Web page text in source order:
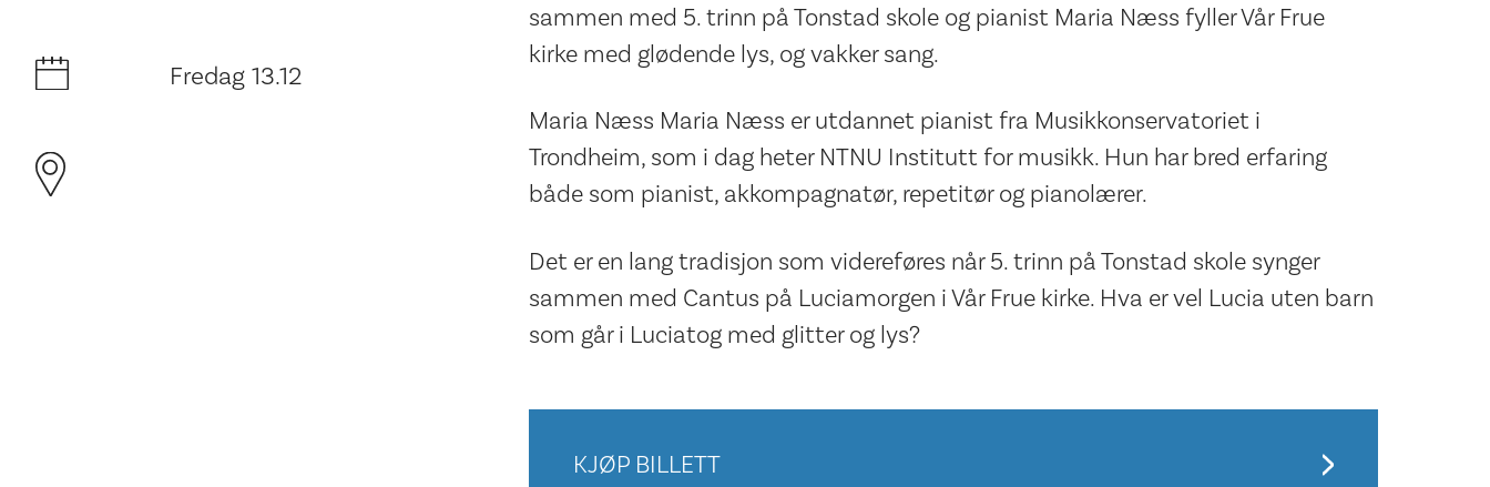
Fredag 13.12
sammen med 5. trinn på Tonstad skole og pianist Maria Næss fyller Vår Frue
kirke med glødende lys, og vakker sang.
Maria Næss Maria Næss er utdannet pianist fra Musikkonservatoriet i
Trondheim, som i dag heter NTNU Institutt for musikk. Hun har bred erfaring
både som pianist, akkompagnatør, repetitør og pianolærer.
Det er en lang tradisjon som videreføres når 5. trinn på Tonstad skole synger
sammen med Cantus på Luciamorgen i Vår Frue kirke. Hva er vel Lucia uten barn
som går i Luciatog med glitter og lys?
KJØP BILLETT